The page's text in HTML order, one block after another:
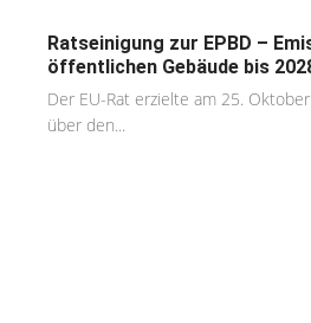
Ratseinigung zur EPBD –
öffentlichen Gebäude bis
Der EU-Rat erzielte am 25.
über den...